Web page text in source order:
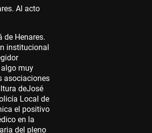
Al acto
de Henares.
institucional
muy
asociaciones
deJosé
Local de
el positivo
en la
del pleno